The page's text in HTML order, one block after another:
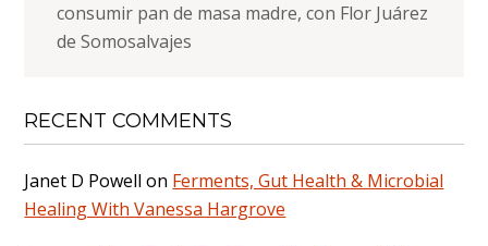
consumir pan de masa madre, con Flor Juárez
de Somosalvajes
RECENT COMMENTS
Janet D Powell on Ferments, Gut Health & Microbial
Healing With Vanessa Hargrove